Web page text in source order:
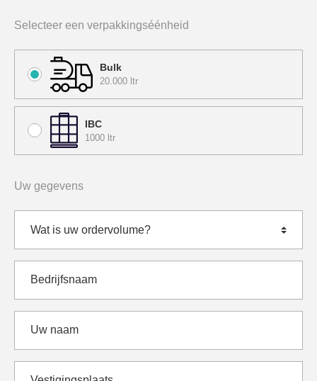
Selecteer een verpakkingséénheid
Bulk
20.000 ltr
IBC
1000 ltr
Uw gegevens